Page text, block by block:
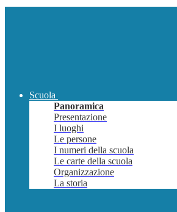
Scuola
Panoramica
Presentazione
I luoghi
Le persone
I numeri della scuola
Le carte della scuola
Organizzazione
La storia